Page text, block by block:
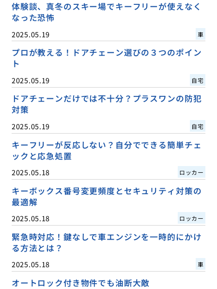
体験談、真冬のスキー場でキーフリーが使えなく
なった恐怖
2025.05.19 車
プロが教える！ドアチェーン選びの３つのポイン
ト
2025.05.19 自宅
ドアチェーンだけでは不十分？プラスワンの防犯
対策
2025.05.19 自宅
キーフリーが反応しない？自分でできる簡単チェ
ックと応急処置
2025.05.18 ロッカー
キーボックス番号変更頻度とセキュリティ対策の
最適解
2025.05.18 ロッカー
緊急時対応！鍵なしで車エンジンを一時的にかけ
る方法とは？
2025.05.18 車
オートロック付き物件でも油断大敵